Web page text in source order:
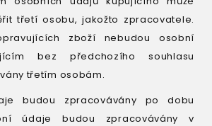
třetí osobu, jakožto zpracovatele.
zboží nebudou osobní
bez předchozího souhlasu
třetím osobám.
budou zpracovávány po dobu
údaje budou zpracovávány v